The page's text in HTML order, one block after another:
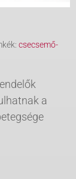
csecsemő-
a